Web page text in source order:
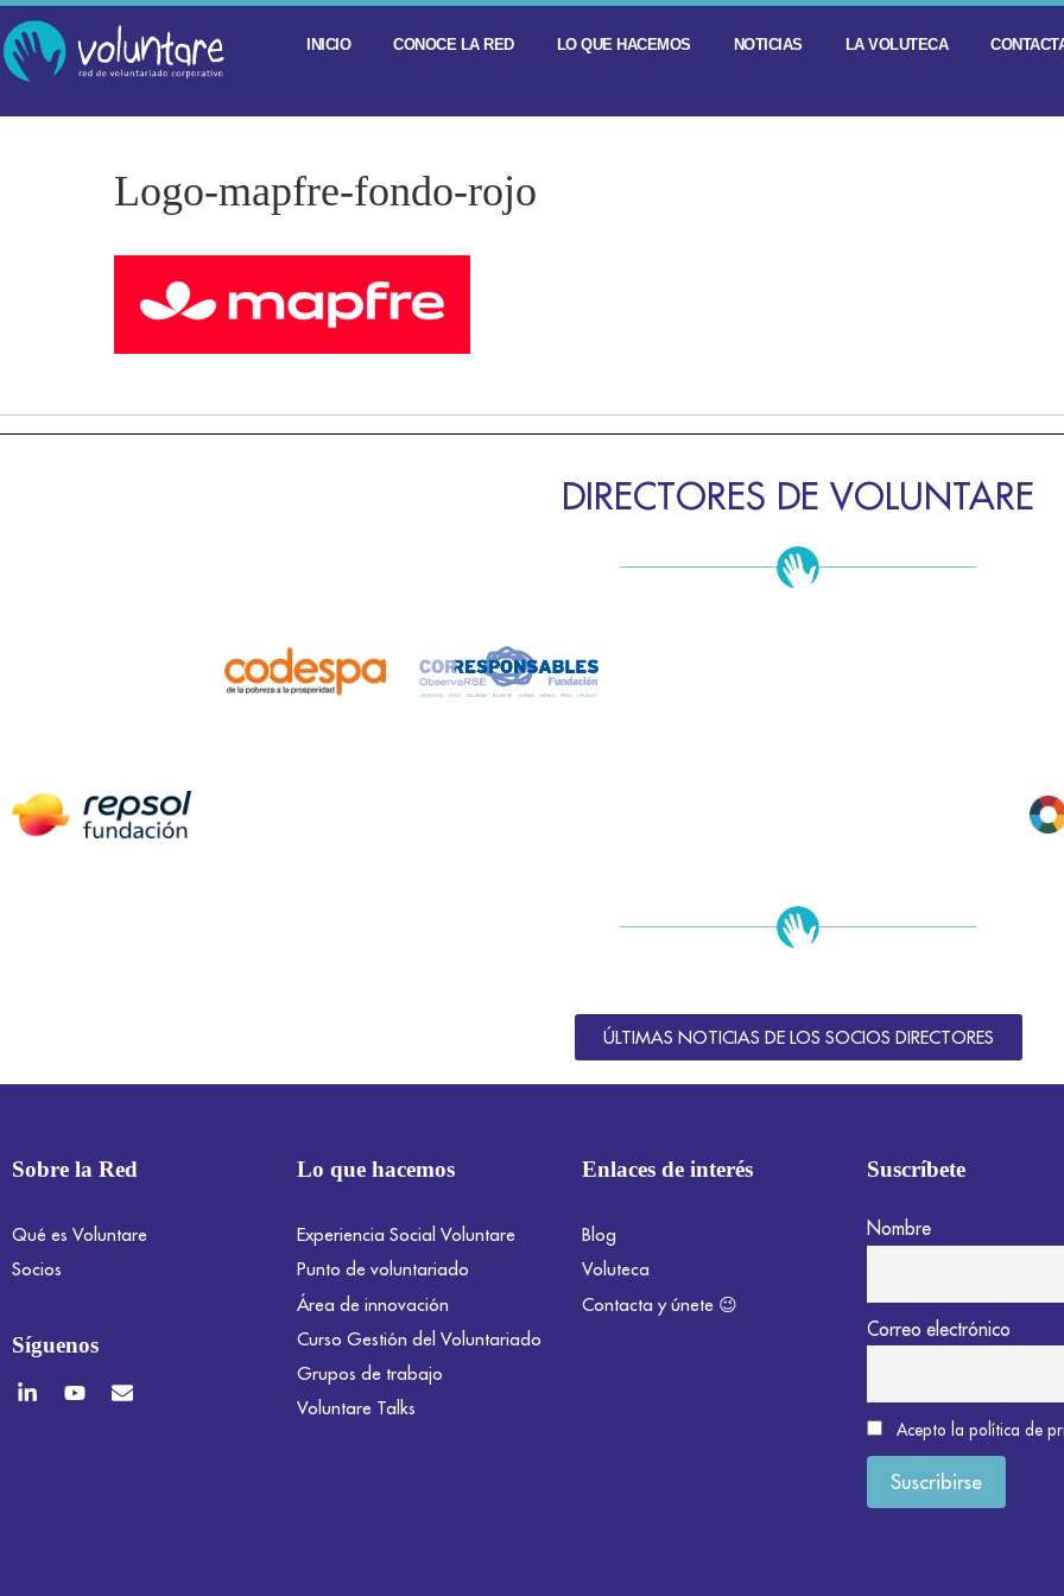
INICIO CONOCE LA RED LO QUE HACEMOS NOTICIAS LA VOLUTECA
Logo-mapfre-fondo-rojo
DIRECTORES DE VOLUNTARE
ÚLTIMAS NOTICIAS DE LOS SOCIOS DIRECTORES
Sobre la Red
Qué es Voluntare
Socios
Síguenos
Lo que hacemos
Experiencia Social Voluntare
Punto de voluntariado
Área de innovación
Curso Gestión del Voluntariado
Grupos de trabajo
Voluntare Talks
Enlaces de interés
Blog
Voluteca
Contacta y únete 😉
Suscríbete
Nombre
Correo electrónico
Acepto la política de